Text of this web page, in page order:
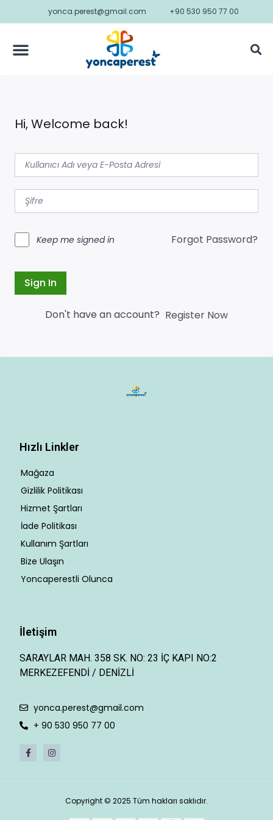
yonca.perest@gmail.com +90 530 950 77 00
Hi, Welcome back!
Keep me signed in Forgot Password?
Sign In
Don't have an account? Register Now
Hızlı Linkler
Mağaza
Gizlilik Politikası
Hizmet Şartları
İade Politikası
Kullanım Şartları
Bize Ulaşın
Yoncaperestli Olunca
İletişim
SARAYLAR MAH. 358 SK. NO: 23 İÇ KAPI NO:2
MERKEZEFENDİ / DENİZLİ
yonca.perest@gmail.com
+ 90 530 950 77 00
Copyright © 2025 Tüm hakları saklıdır.